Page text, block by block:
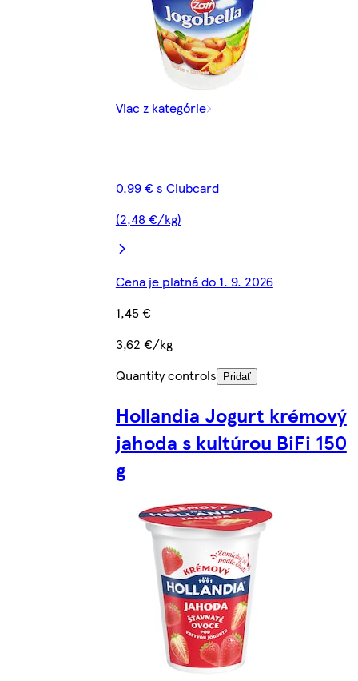
Viac z kategórie
0,99 € s Clubcard
(2,48 €/kg)
Cena je platná do 1. 9. 2026
1,45 €
3,62 €/kg
Quantity controls
Pridať
Hollandia Jogurt krémový
jahoda s kultúrou BiFi 150
g